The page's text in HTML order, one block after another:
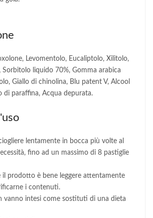
Levomentolo, Eucaliptolo, Xilitolo,
liquido 70%, Gomma arabica
Giallo di chinolina, Blu patent V, Alcool
di paraffina, Acqua depurata.
lentamente in bocca più volte al
fino ad un massimo di 8 pastiglie
il prodotto è bene leggere attentamente
i contenuti.
vanno intesi come sostituti di una dieta